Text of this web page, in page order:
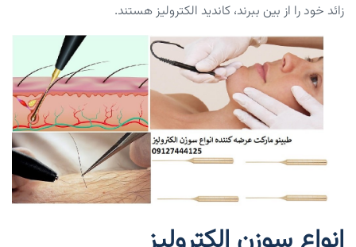
زائد خود را از بین ببرند، کاندید الکترولیز هستند.